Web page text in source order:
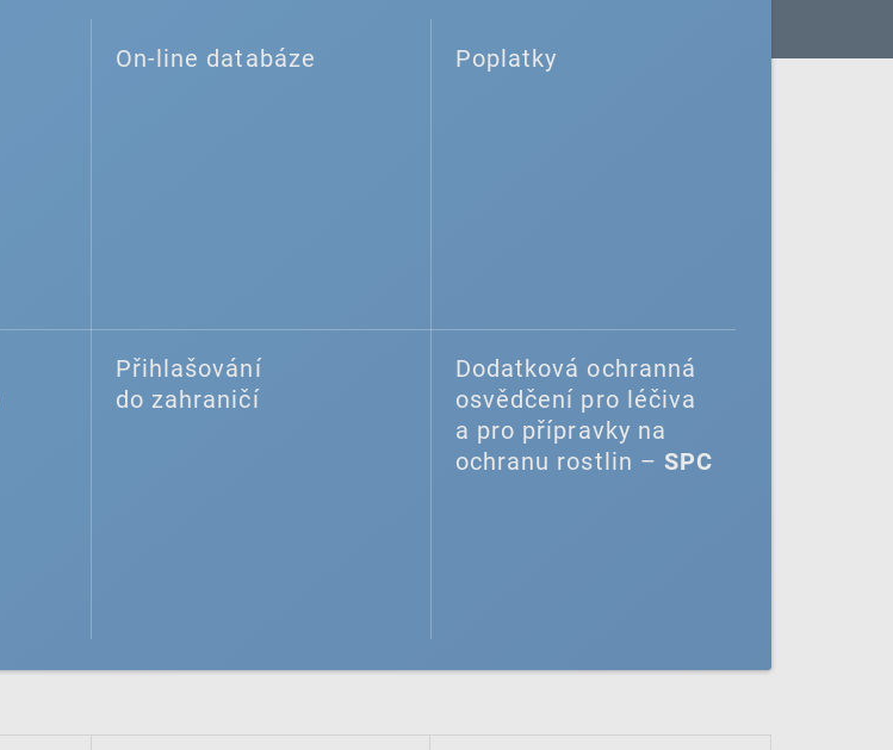
On-line databáze Poplatky
Přihlašování
do zahraničí
Dodatková ochranná
osvědčení pro léčiva
a pro přípravky na
ochranu rostlin – SPC